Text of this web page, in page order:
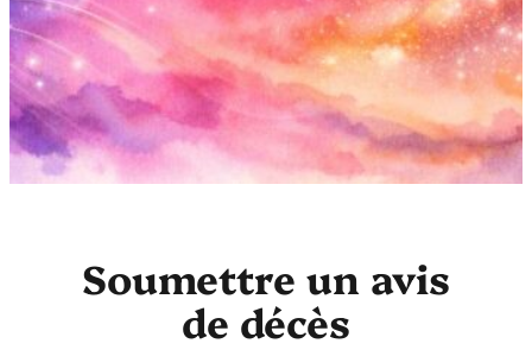
Soumettre un avis
de décès